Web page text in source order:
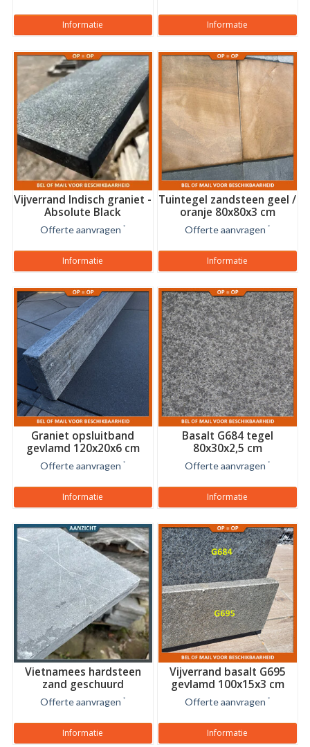
Informatie Informatie
Vijverrand Indisch graniet -
Absolute Black
Offerte aanvragen *
Informatie
Tuintegel zandsteen geel /
oranje 80x80x3 cm
Offerte aanvragen *
Informatie
Graniet opsluitband
gevlamd 120x20x6 cm
Offerte aanvragen *
Informatie
Basalt G684 tegel
80x30x2,5 cm
Gevlamd/geborsteld
Offerte aanvragen *
Informatie
Vietnamees hardsteen
zand geschuurd
getrommeld
Offerte aanvragen *
Informatie
Vijverrand basalt G695
gevlamd 100x15x3 cm
Offerte aanvragen *
Informatie